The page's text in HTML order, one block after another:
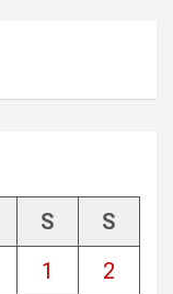
S
S
1
2